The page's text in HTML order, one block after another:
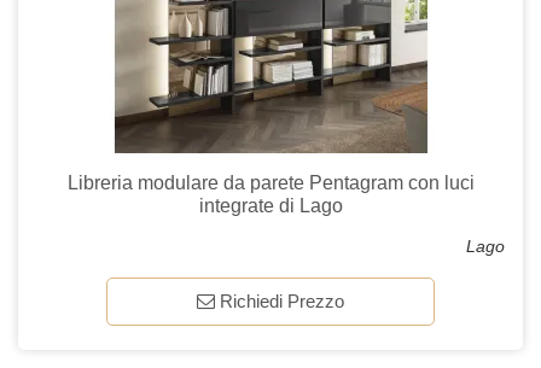
Libreria modulare da parete Pentagram con luci
integrate di Lago
Lago
Richiedi Prezzo